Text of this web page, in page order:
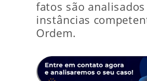
fatos são
instâncias
Ordem.